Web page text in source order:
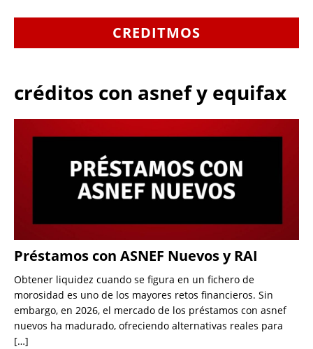
CREDITMOS
créditos con asnef y equifax
Préstamos con ASNEF Nuevos y RAI
Obtener liquidez cuando se figura en un fichero de
morosidad es uno de los mayores retos financieros. Sin
embargo, en 2026, el mercado de los préstamos con asnef
nuevos ha madurado, ofreciendo alternativas reales para
[…]